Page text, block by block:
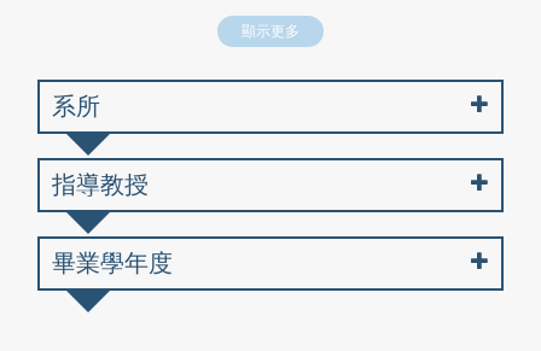
顯示更多
系所
指導教授
畢業學年度